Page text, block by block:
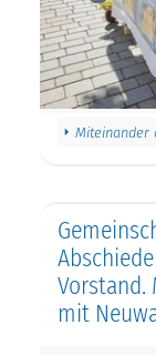
Miteinander
mit